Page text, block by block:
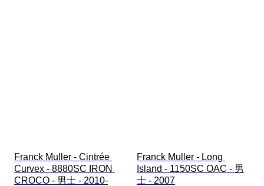
Franck Muller - Cintrée
Curvex - 8880SC IRON
CROCO - 男士 - 2010-
Franck Muller - Long
Island - 1150SC OAC - 男
士 - 2007